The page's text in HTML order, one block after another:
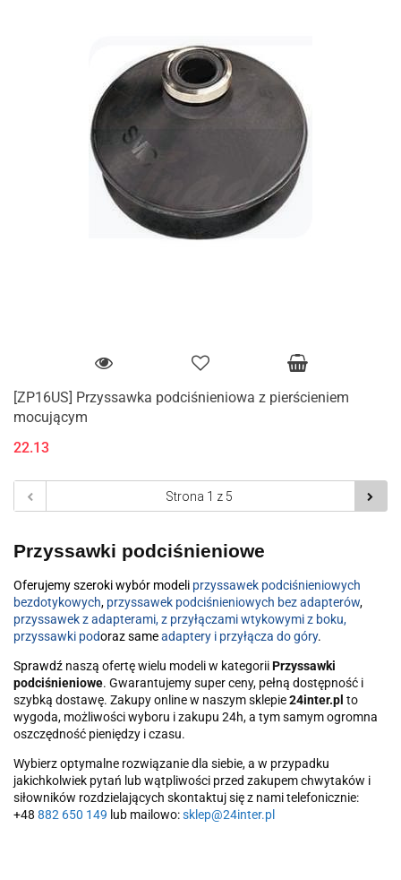
[ZP16US] Przyssawka podciśnieniowa z pierścieniem
mocującym
22.13
Przyssawki podciśnieniowe
Oferujemy szeroki wybór modeli przyssawek podciśnieniowych
bezdotykowych, przyssawek podciśnieniowych bez adapterów,
przyssawek z adapterami, z przyłączami wtykowymi z boku,
przyssawki podoraz sameadaptery i przyłącza do góry.
Sprawdź naszą ofertę wielu modeli w kategoriiPrzyssawki
podciśnieniowe. Gwarantujemy super ceny, pełną dostępność i
szybką dostawę. Zakupy online w naszym sklepie24inter.pl to
wygoda, możliwości wyboru i zakupu 24h, a tym samym ogromna
oszczędność pieniędzy i czasu.
Wybierz optymalne rozwiązanie dla siebie, a w przypadku
jakichkolwiek pytań lub wątpliwości przed zakupem chwytaków i
siłowników rozdzielających skontaktuj się z nami telefonicznie:
+48 882 650 149 lub mailowo:sklep@24inter.pl